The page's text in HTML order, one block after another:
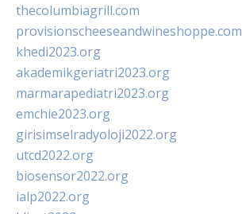
thecolumbiagrill.com
provisionscheeseandwineshoppe.com
khedi2023.org
akademikgeriatri2023.org
marmarapediatri2023.org
emchie2023.org
girisimselradyoloji2022.org
utcd2022.org
biosensor2022.org
ialp2022.org